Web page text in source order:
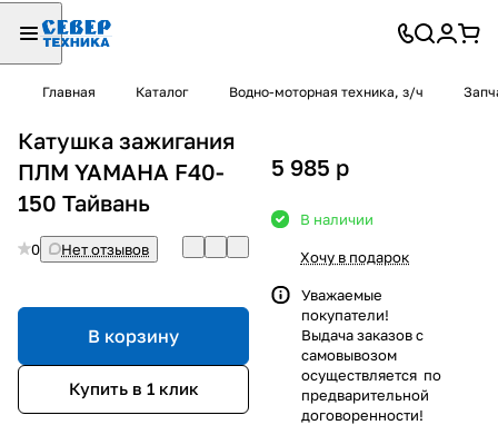
Главная Каталог Водно-моторная техника, з/ч
Катушка зажигания
ПЛМ YAMAHA F40-
150 Тайвань
0 Нет отзывов
В корзину
Купить в 1 клик
5 985 p
В наличии
Хочу в подарок
Уважаемые
покупатели!
Выдача заказов с
самовывозом
осуществляется по
предварительной
договоренности!